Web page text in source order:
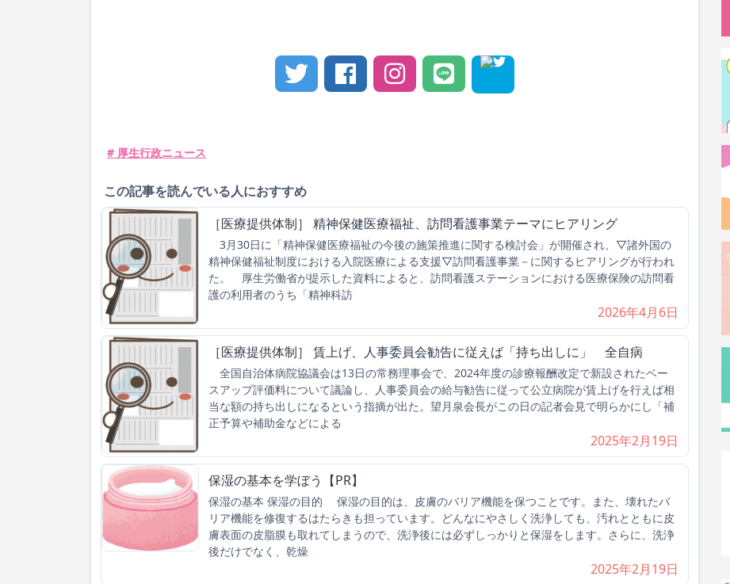
# 厚生行政ニュース
この記事を読んでいる人におすすめ
［医療提供体制］ 精神保健医療福祉、訪問看護事業テーマにヒアリング
3月30日に「精神保健医療福祉の今後の施策推進に関する検討会」が開催され、▽諸外国の
精神保健福祉制度における入院医療による支援▽訪問看護事業－に関するヒアリングが行われ
た。 厚生労働省が提示した資料によると、訪問看護ステーションにおける医療保険の訪問看
護の利用者のうち「精神科訪
2026年4月6日
［医療提供体制］ 賃上げ、人事委員会勧告に従えば「持ち出しに」 全自病
全国自治体病院協議会は13日の常務理事会で、2024年度の診療報酬改定で新設されたベー
スアップ評価料について議論し、人事委員会の給与勧告に従って公立病院が賃上げを行えば相
当な額の持ち出しになるという指摘が出た。望月泉会長がこの日の記者会見で明らかにし「補
正予算や補助金などによる
2025年2月19日
保湿の基本を学ぼう【PR】
保湿の基本 保湿の目的 保湿の目的は、皮膚のバリア機能を保つことです。また、壊れたバ
リア機能を修復するはたらきも担っています。どんなにやさしく洗浄しても、汚れとともに皮
膚表面の皮脂膜も取れてしまうので、洗浄後には必ずしっかりと保湿をします。さらに、洗浄
後だけでなく、乾燥
2025年2月19日